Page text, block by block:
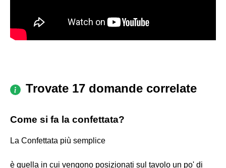
Trovate 17 domande correlate
Come si fa la confettata?
La Confettata più semplice
è quella in cui vengono posizionati sul tavolo un po' di